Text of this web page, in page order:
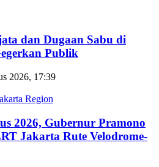
dan Dugaan Sabu di
Publik
2026, 17:39
Region
2026, Gubernur Pramono
Jakarta Rute Velodrome-